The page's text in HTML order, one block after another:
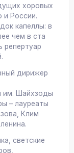
хоровых
и России.
капеллы: в
чем в ста
репертуар
дирижер
им. Шайхзоды
– лауреаты
Клим
светские